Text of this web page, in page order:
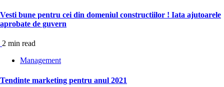
Vesti bune pentru cei din domeniul constructiilor ! Iata ajutoarele
aprobate de guvern
2 min read
Management
Tendinte marketing pentru anul 2021